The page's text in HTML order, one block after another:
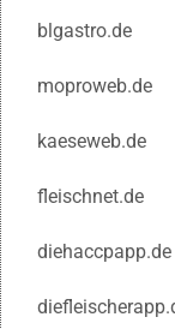
blgastro.de
moproweb.de
kaeseweb.de
fleischnet.de
diehaccpapp.de